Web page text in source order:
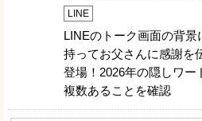
LINE
LINEのトーク画面の背
持ってお父さんに感謝を
登場！2026年の隠しワー
複数あることを確認